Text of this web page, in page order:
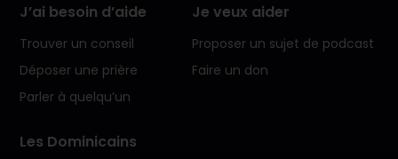
J’ai besoin d’aide
Trouver un conseil
Déposer une prière
Parler à quelqu’un
Je veux aider
Proposer un sujet de podcast
Faire un don
Les Dominicains